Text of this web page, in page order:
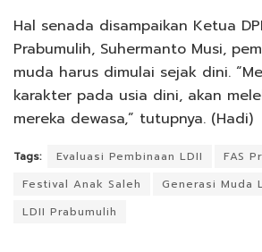
Hal senada disampaikan Ketua
Prabumulih, Suhermanto Musi,
muda harus dimulai sejak dini.
karakter pada usia dini, akan
mereka dewasa,” tutupnya. (Hadi)
Tags: Evaluasi Pembinaan LDII
FAS
Festival Anak Saleh
Generasi Muda
LDII Prabumulih